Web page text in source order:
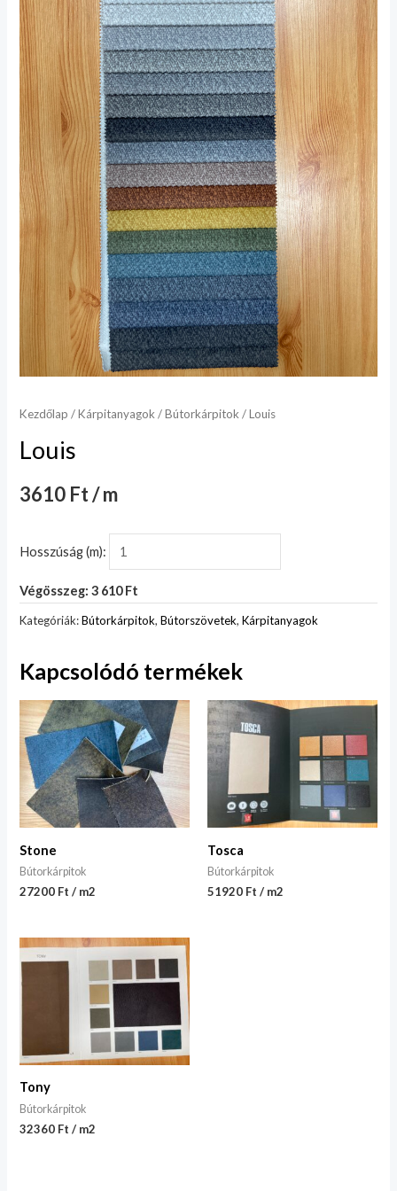
Kezdőlap /Kárpitanyagok /Bútorkárpitok / Louis
Louis
3610 Ft / m
Hosszúság (m):
Végösszeg: 3 610 Ft
Kategóriák:Bútorkárpitok,Bútorszövetek,Kárpitanyagok
Kapcsolódó termékek
Stone
Bútorkárpitok
27200 Ft / m2
Tosca
Bútorkárpitok
51920 Ft / m2
Tony
Bútorkárpitok
32360 Ft / m2